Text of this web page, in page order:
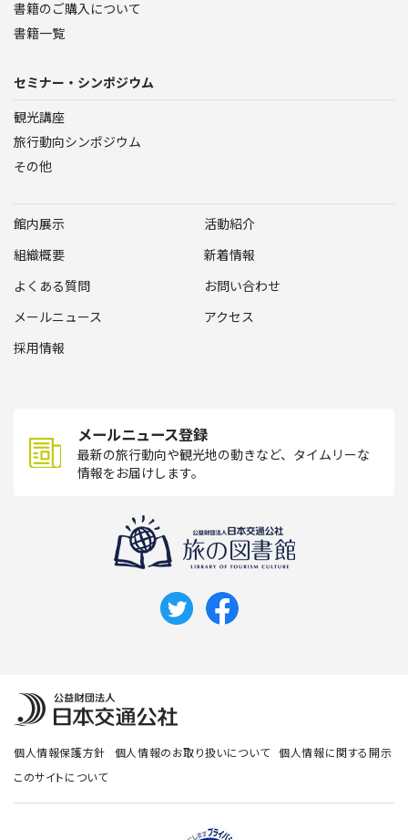
書籍のご購入について
書籍一覧
セミナー・シンポジウム
観光講座
旅行動向シンポジウム
その他
館内展示
活動紹介
組織概要
新着情報
よくある質問
お問い合わせ
メールニュース
アクセス
採用情報
メールニュース登録
最新の旅行動向や観光地の動きなど、タイムリーな
情報をお届けします。
個人情報保護方針 個人情報のお取り扱いについて
個人情報に関する開示
このサイトについて